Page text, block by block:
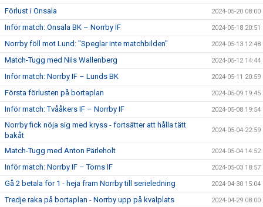
Förlust i Onsala 2024-05-20 08:00
Inför match: Onsala BK – Norrby IF 2024-05-18 20:51
Norrby föll mot Lund: "Speglar inte matchbilden" 2024-05-13 12:48
Match-Tugg med Nils Wallenberg 2024-05-12 14:44
Inför match: Norrby IF – Lunds BK 2024-05-11 20:59
Första förlusten på bortaplan 2024-05-09 19:45
Inför match: Tvååkers IF – Norrby IF 2024-05-08 19:54
Norrby fick nöja sig med kryss - fortsätter att hålla tätt
bakåt
2024-05-04 22:59
Match-Tugg med Anton Pärleholt 2024-05-04 14:52
Inför match: Norrby IF – Torns IF 2024-05-03 18:57
Gå 2 betala för 1 - heja fram Norrby till serieledning 2024-04-30 15:04
Tredje raka på bortaplan - Norrby upp på kvalplats 2024-04-29 08:00